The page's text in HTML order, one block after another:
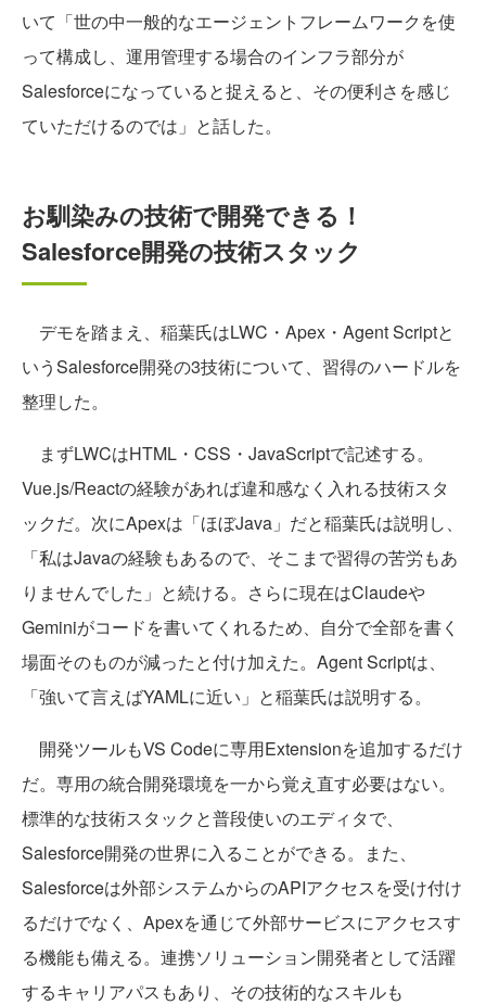
いて「世の中一般的なエージェントフレームワークを使
って構成し、運用管理する場合のインフラ部分が
Salesforceになっていると捉えると、その便利さを感じ
ていただけるのでは」と話した。
お馴染みの技術で開発できる！
Salesforce開発の技術スタック
デモを踏まえ、稲葉氏はLWC・Apex・Agent Scriptと
いうSalesforce開発の3技術について、習得のハードルを
整理した。
まずLWCはHTML・CSS・JavaScriptで記述する。
Vue.js/Reactの経験があれば違和感なく入れる技術スタ
ックだ。次にApexは「ほぼJava」だと稲葉氏は説明し、
「私はJavaの経験もあるので、そこまで習得の苦労もあ
りませんでした」と続ける。さらに現在はClaudeや
Geminiがコードを書いてくれるため、自分で全部を書く
場面そのものが減ったと付け加えた。Agent Scriptは、
「強いて言えばYAMLに近い」と稲葉氏は説明する。
開発ツールもVS Codeに専用Extensionを追加するだけ
だ。専用の統合開発環境を一から覚え直す必要はない。
標準的な技術スタックと普段使いのエディタで、
Salesforce開発の世界に入ることができる。また、
Salesforceは外部システムからのAPIアクセスを受け付け
るだけでなく、Apexを通じて外部サービスにアクセスす
る機能も備える。連携ソリューション開発者として活躍
するキャリアパスもあり、その技術的なスキルも